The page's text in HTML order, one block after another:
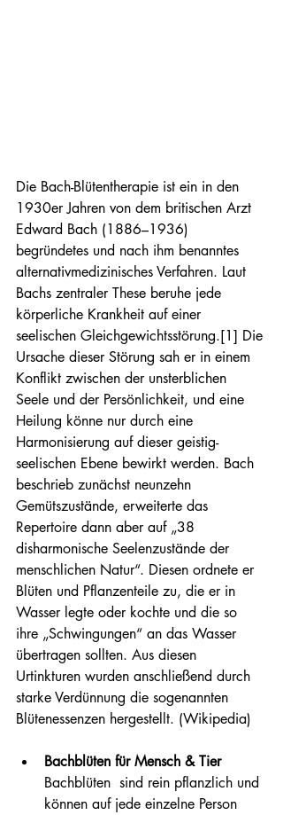
Die Bach-Blütentherapie ist ein in den
1930er Jahren von dem britischen Arzt
Edward Bach (1886–1936)
begründetes und nach ihm benanntes
alternativmedizinisches Verfahren. Laut
Bachs zentraler These beruhe jede
körperliche Krankheit auf einer
seelischen Gleichgewichtsstörung.[1] Die
Ursache dieser Störung sah er in einem
Konflikt zwischen der unsterblichen
Seele und der Persönlichkeit, und eine
Heilung könne nur durch eine
Harmonisierung auf dieser geistig-
seelischen Ebene bewirkt werden. Bach
beschrieb zunächst neunzehn
Gemütszustände, erweiterte das
Repertoire dann aber auf „38
disharmonische Seelenzustände der
menschlichen Natur“. Diesen ordnete er
Blüten und Pflanzenteile zu, die er in
Wasser legte oder kochte und die so
ihre „Schwingungen“ an das Wasser
übertragen sollten. Aus diesen
Urtinkturen wurden anschließend durch
starke Verdünnung die sogenannten
Blütenessenzen hergestellt. (Wikipedia)
Bachblüten für Mensch & Tier
Bachblüten  sind rein pflanzlich und
können auf jede einzelne Person